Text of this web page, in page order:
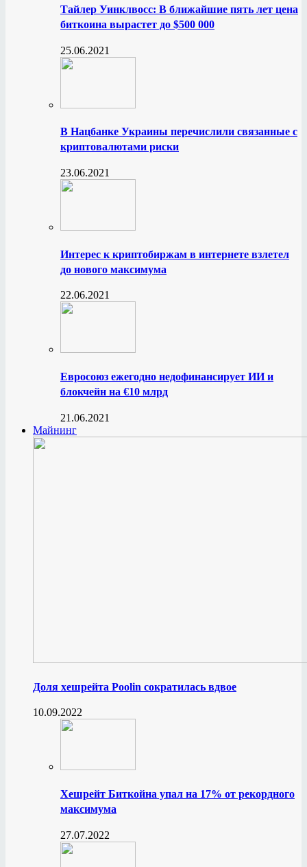
Тайлер Уинклвосс: В ближайшие пять лет цена
биткоина вырастет до $500 000
25.06.2021
В Нацбанке Украины перечислили связанные с
криптовалютами риски
23.06.2021
Интерес к криптобиржам в интернете взлетел
до нового максимума
22.06.2021
Евросоюз ежегодно недофинансирует ИИ и
блокчейн на €10 млрд
21.06.2021
Майнинг
Доля хешрейта Poolin сократилась вдвое
10.09.2022
Хешрейт Биткойна упал на 17% от рекордного
максимума
27.07.2022